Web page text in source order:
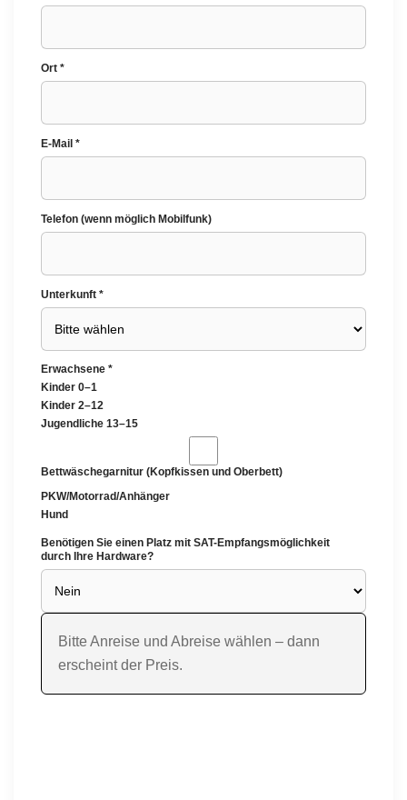
Ort *
E-Mail *
Telefon (wenn möglich Mobilfunk)
Unterkunft *
Erwachsene *
Kinder 0–1
Kinder 2–12
Jugendliche 13–15
Bettwäschegarnitur (Kopfkissen und Oberbett)
PKW/Motorrad/Anhänger
Hund
Benötigen Sie einen Platz mit SAT-Empfangsmöglichkeit
durch Ihre Hardware?
Bitte Anreise und Abreise wählen – dann
erscheint der Preis.